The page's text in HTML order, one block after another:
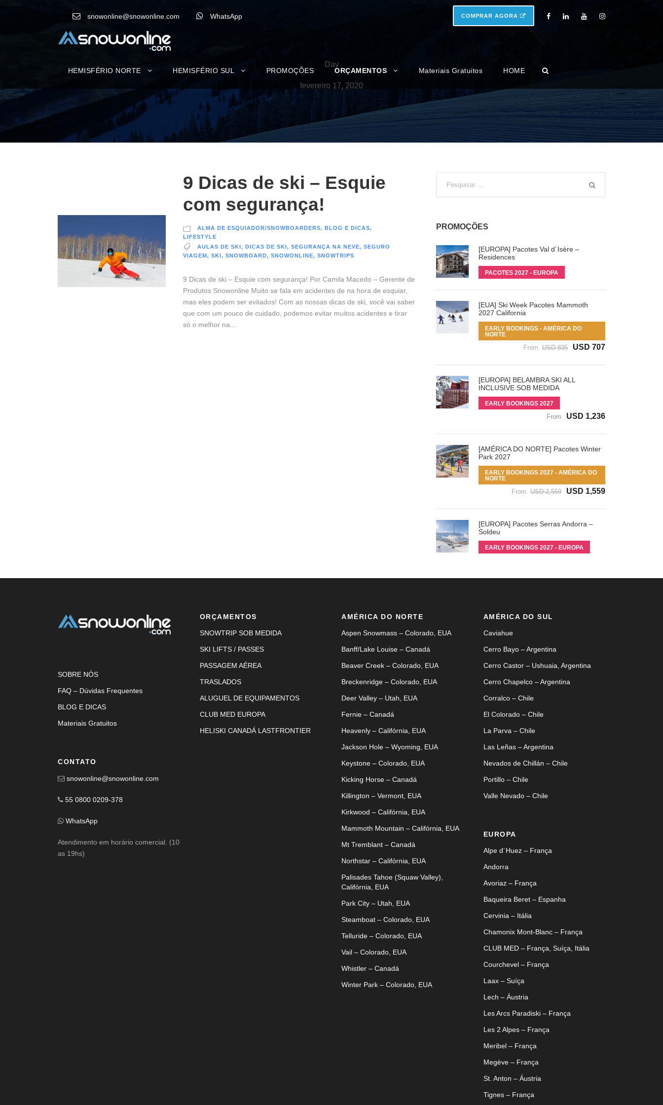
snowonline@snowonline.com WhatsApp COMPRAR AGORA
HEMISFÉRIO NORTE HEMISFÉRIO SUL PROMOÇÕES ORÇAMENTOS Materiais Gratuitos HOME
Day
fevereiro 17, 2020
9 Dicas de ski – Esquie
com segurança!
ALMA DE ESQUIADOR/SNOWBOARDERS, BLOG E DICAS,
LIFESTYLE
AULAS DE SKI, DICAS DE SKI, SEGURANÇA NA NEVE, SEGURO
VIAGEM, SKI, SNOWBOARD, SNOWONLINE, SNOWTRIPS
9 Dicas de ski – Esquie com segurança! Por Camila Macedo – Gerente de
Produtos Snowonline Muito se fala em acidentes de na hora de esquiar,
mas eles podem ser evitados! Com as nossas dicas de ski, você vai saber
que com um pouco de cuidado, podemos evitar muitos acidentes e tirar
só o melhor na...
PROMOÇÕES
[EUROPA] Pacotes Val d´Isère –
Residences
PACOTES 2027 - EUROPA
[EUA] Ski Week Pacotes Mammoth
2027 California
EARLY BOOKINGS - AMÉRICA DO
NORTE
From USD 835 USD 707
[EUROPA] BELAMBRA SKI ALL
INCLUSIVE SOB MEDIDA
EARLY BOOKINGS 2027
From USD 1,236
[AMÉRICA DO NORTE] Pacotes Winter
Park 2027
EARLY BOOKINGS 2027 - AMÉRICA DO
NORTE
From USD 2,559 USD 1,559
[EUROPA] Pacotes Serras Andorra –
Soldeu
EARLY BOOKINGS 2027 - EUROPA
SOBRE NÓS
FAQ – Dúvidas Frequentes
BLOG E DICAS
Materiais Gratuitos
CONTATO
snowonline@snowonline.com
55 0800 0209-378
WhatsApp
Atendimento em horário comercial. (10
as 19hs)
ORÇAMENTOS
SNOWTRIP SOB MEDIDA
SKI LIFTS / PASSES
PASSAGEM AÉREA
TRASLADOS
ALUGUEL DE EQUIPAMENTOS
CLUB MED EUROPA
HELISKI CANADÁ LASTFRONTIER
AMÉRICA DO NORTE
Aspen Snowmass – Colorado, EUA
Banff/Lake Louise – Canadá
Beaver Creek – Colorado, EUA
Breckenridge – Colorado, EUA
Deer Valley – Utah, EUA
Fernie – Canadá
Heavenly – Califórnia, EUA
Jackson Hole – Wyoming, EUA
Keystone – Colorado, EUA
Kicking Horse – Canadá
Killington – Vermont, EUA
Kirkwood – Califórnia, EUA
Mammoth Mountain – Califórnia, EUA
Mt Tremblant – Canadá
Northstar – Califórnia, EUA
Palisades Tahoe (Squaw Valley),
Califórnia, EUA
Park City – Utah, EUA
Steamboat – Colorado, EUA
Telluride – Colorado, EUA
Vail – Colorado, EUA
Whistler – Canadá
Winter Park – Colorado, EUA
AMÉRICA DO SUL
Caviahue
Cerro Bayo – Argentina
Cerro Castor – Ushuaia, Argentina
Cerro Chapelco – Argentina
Corralco – Chile
El Colorado – Chile
La Parva – Chile
Las Leñas – Argentina
Nevados de Chillán – Chile
Portillo – Chile
Valle Nevado – Chile
EUROPA
Alpe d´Huez – França
Andorra
Avoriaz – França
Baqueira Beret – Espanha
Cervinia – Itália
Chamonix Mont-Blanc – França
CLUB MED – França, Suíça, Itália
Courchevel – França
Laax – Suíça
Lech – Áustria
Les Arcs Paradiski – França
Les 2 Alpes – França
Meribel – França
Megève – França
St. Anton – Áustria
Tignes – França